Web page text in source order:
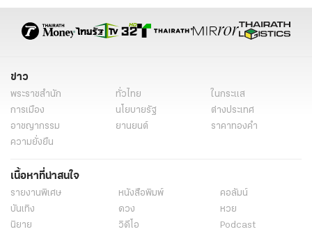
ข่าว
พระราชสำนัก ทั่วไทย
ในกระแส
การเมือง
นโยบายรัฐ
ต่างประเทศ
อาชญากรรม
ยานยนต์
ราคาทองคำ
ความยั่งยืน
เนื้อหาที่น่าสนใจ
รายงานพิเศษ หนังสือพิมพ์
คอลัมน์
บันเทิง
ดวง
หวย
นิยาย
วิดีโอ
Podcast